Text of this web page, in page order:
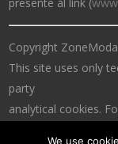
Copyright ZoneModa
This site uses only
party
analytical cookies.
We use